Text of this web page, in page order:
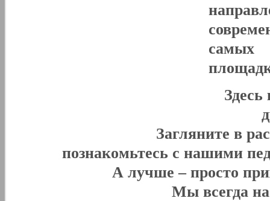
самых
Загляните в
познакомьтесь с нашими
А лучше – просто
Мы всегда